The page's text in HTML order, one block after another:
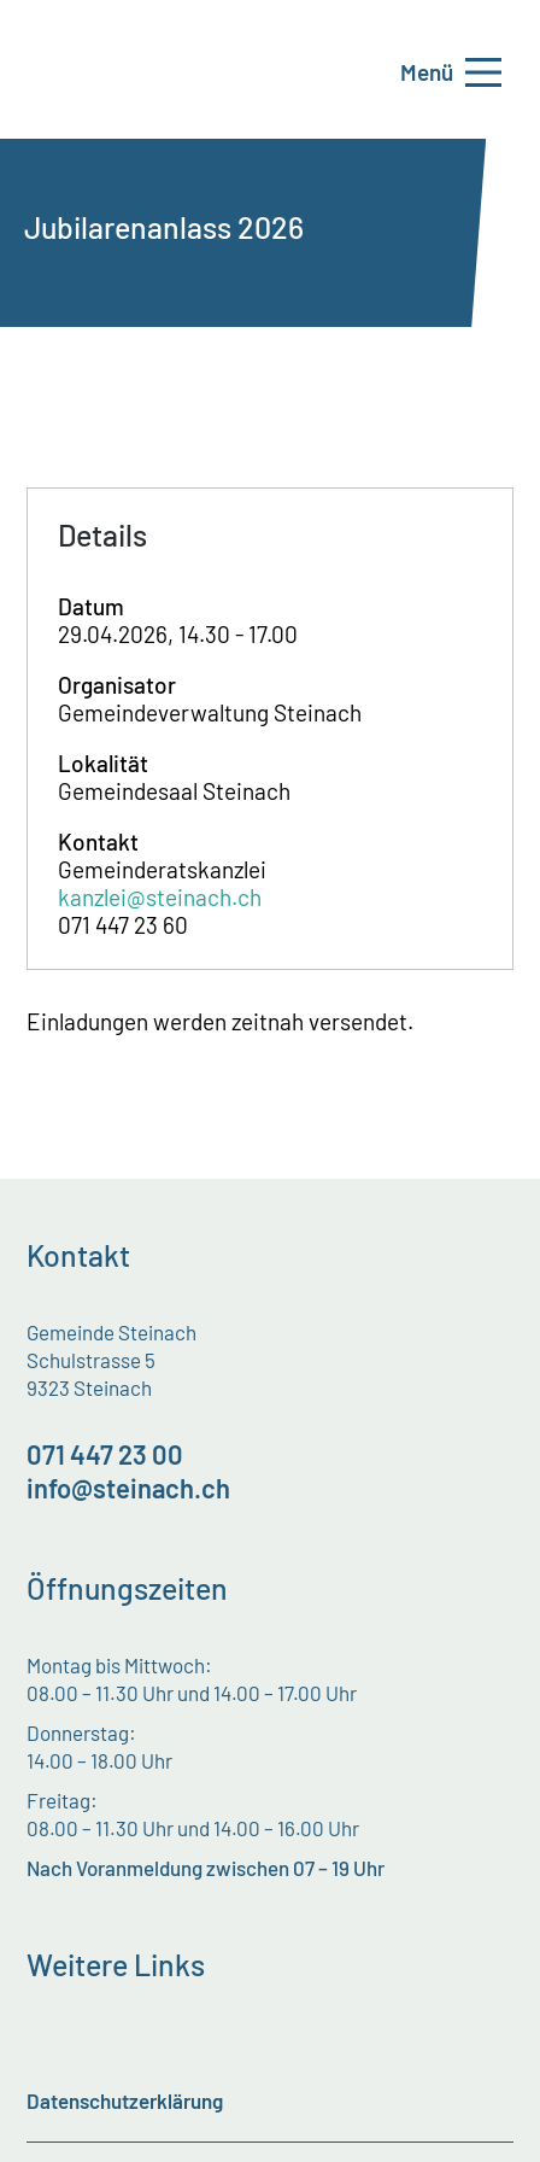
Menü
Jubilarenanlass 2026
Details
Datum
29.04.2026, 14.30 - 17.00
Organisator
Gemeindeverwaltung Steinach
Lokalität
Gemeindesaal Steinach
Kontakt
Gemeinderatskanzlei
kanzlei@steinach.ch
071 447 23 60
Einladungen werden zeitnah versendet.
Kontakt
Gemeinde Steinach
Schulstrasse 5
9323 Steinach
071 447 23 00
info@steinach.ch
Öffnungszeiten
Montag bis Mittwoch:
08.00 – 11.30 Uhr und 14.00 – 17.00 Uhr
Donnerstag:
14.00 – 18.00 Uhr
Freitag:
08.00 – 11.30 Uhr und 14.00 – 16.00 Uhr
Nach Voranmeldung zwischen 07 – 19 Uhr
Weitere Links
Datenschutzerklärung